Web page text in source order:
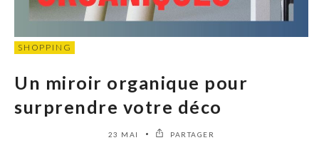
SHOPPING
Un miroir organique pour
surprendre votre déco
23 MAI PARTAGER